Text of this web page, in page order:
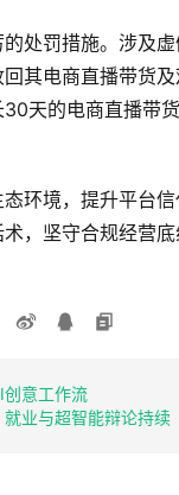
处罚措施。涉及
其电商直播带货
天的电商直播带
环境，提升平台
，坚守合规经营
意工作流
业与超智能辩论持续